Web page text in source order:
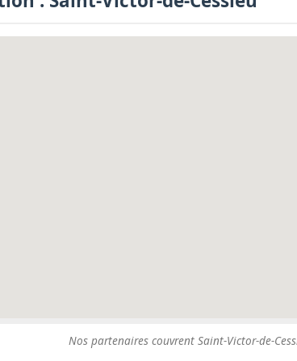
Nos partenaires couvrent Saint-Victor-de-